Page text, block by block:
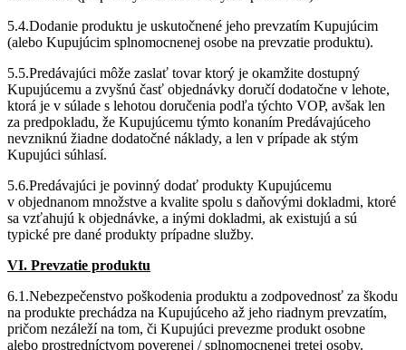
5.4.Dodanie produktu je uskutočnené jeho prevzatím Kupujúcim
(alebo Kupujúcim splnomocnenej osobe na prevzatie produktu).
5.5.Predávajúci môže zaslať tovar ktorý je okamžite dostupný
Kupujúcemu a zvyšnú časť objednávky doručí dodatočne v lehote,
ktorá je v súlade s lehotou doručenia podľa týchto VOP, avšak len
za predpokladu, že Kupujúcemu týmto konaním Predávajúceho
nevzniknú žiadne dodatočné náklady, a len v prípade ak stým
Kupujúci súhlasí.
5.6.Predávajúci je povinný dodať produkty Kupujúcemu
v objednanom množstve a kvalite spolu s daňovými dokladmi, ktoré
sa vzťahujú k objednávke, a inými dokladmi, ak existujú a sú
typické pre dané produkty prípadne služby.
VI. Prevzatie produktu
6.1.Nebezpečenstvo poškodenia produktu a zodpovednosť za škodu
na produkte prechádza na Kupujúceho až jeho riadnym prevzatím,
pričom nezáleží na tom, či Kupujúci prevezme produkt osobne
alebo prostredníctvom poverenej / splnomocnenej tretej osoby.